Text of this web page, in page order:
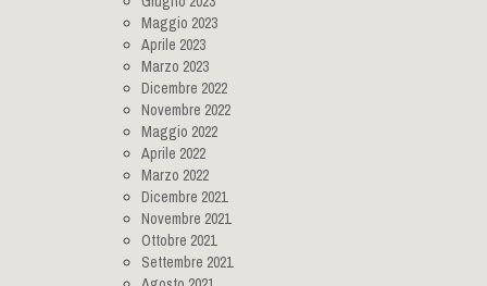
Maggio 2023
Aprile 2023
Marzo 2023
Dicembre 2022
Novembre 2022
Maggio 2022
Aprile 2022
Marzo 2022
Dicembre 2021
Novembre 2021
Ottobre 2021
Settembre 2021